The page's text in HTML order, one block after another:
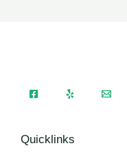
Quicklinks